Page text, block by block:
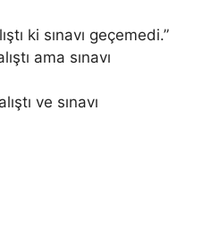
ki sınavı geçemedi.”
ama sınavı
ve sınavı